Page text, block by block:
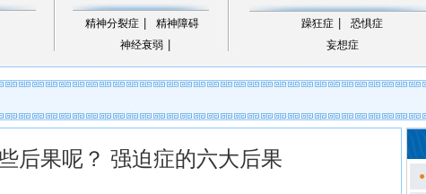
精神分裂症
精神障碍
神经衰弱
躁狂症
恐惧症
妄想症
后果呢？ 强迫症的六大后果
●